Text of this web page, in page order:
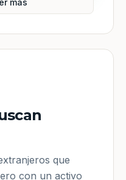
más
que
con un activo